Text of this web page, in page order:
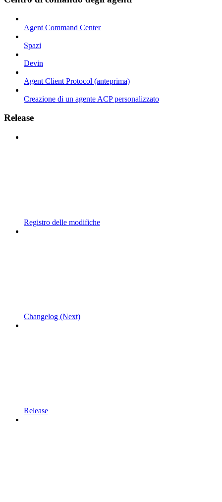
Agent Command Center
Spazi
Devin
Agent Client Protocol (anteprima)
Creazione di un agente ACP personalizzato
Release
Registro delle modifiche
Changelog (Next)
Release